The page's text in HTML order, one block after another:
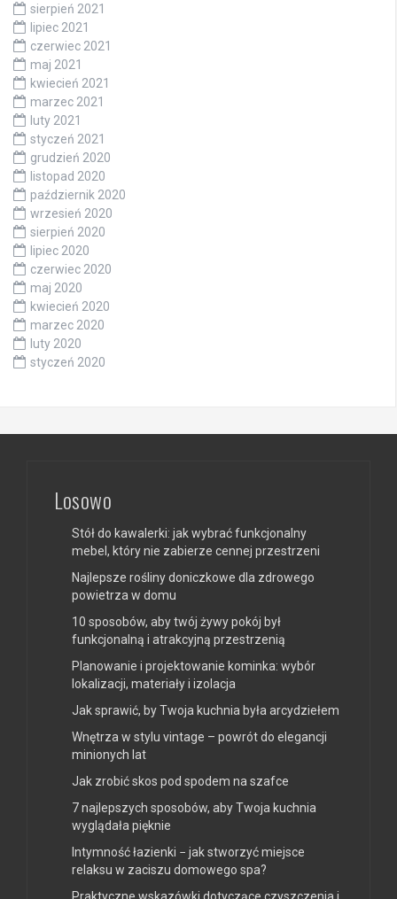
sierpień 2021
lipiec 2021
czerwiec 2021
maj 2021
kwiecień 2021
marzec 2021
luty 2021
styczeń 2021
grudzień 2020
listopad 2020
październik 2020
wrzesień 2020
sierpień 2020
lipiec 2020
czerwiec 2020
maj 2020
kwiecień 2020
marzec 2020
luty 2020
styczeń 2020
Losowo
Stół do kawalerki: jak wybrać funkcjonalny
mebel, który nie zabierze cennej przestrzeni
Najlepsze rośliny doniczkowe dla zdrowego
powietrza w domu
10 sposobów, aby twój żywy pokój był
funkcjonalną i atrakcyjną przestrzenią
Planowanie i projektowanie kominka: wybór
lokalizacji, materiały i izolacja
Jak sprawić, by Twoja kuchnia była arcydziełem
Wnętrza w stylu vintage – powrót do elegancji
minionych lat
Jak zrobić skos pod spodem na szafce
7 najlepszych sposobów, aby Twoja kuchnia
wyglądała pięknie
Intymność łazienki − jak stworzyć miejsce
relaksu w zaciszu domowego spa?
Praktyczne wskazówki dotyczące czyszczenia i